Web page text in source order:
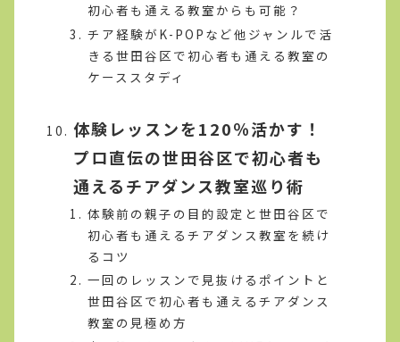
初心者も通える教室からも可能？
チア経験がK-POPなど他ジャンルで活
きる世田谷区で初心者も通える教室の
ケーススタディ
体験レッスンを120％活かす！
プロ直伝の世田谷区で初心者も
通えるチアダンス教室巡り術
体験前の親子の目的設定と世田谷区で
初心者も通えるチアダンス教室を続け
るコツ
一回のレッスンで見抜けるポイントと
世田谷区で初心者も通えるチアダンス
教室の見極め方